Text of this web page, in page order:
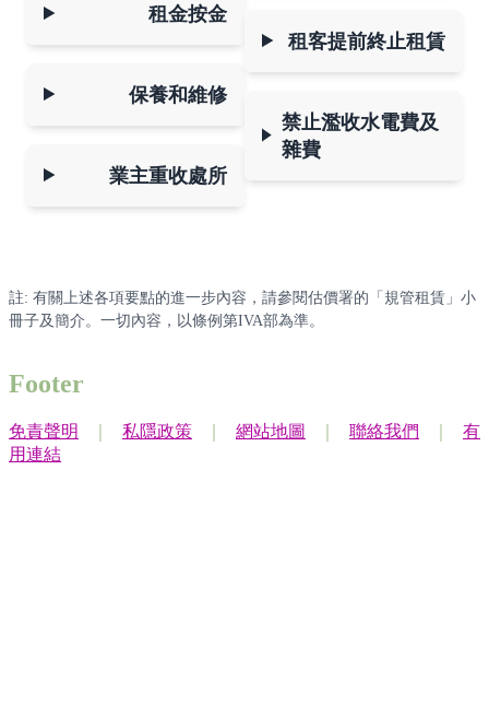
租金按金
保養和維修
業主重收處所
租客提前終止租賃
禁止濫收水電費及
雜費
註: 有關上述各項要點的進一步內容，請參閱估價署的「規管租賃」小
冊子及簡介。一切內容，以條例第IVA部為準。
Footer
免責聲明 私隱政策 網站地圖 聯絡我們
有
用連結